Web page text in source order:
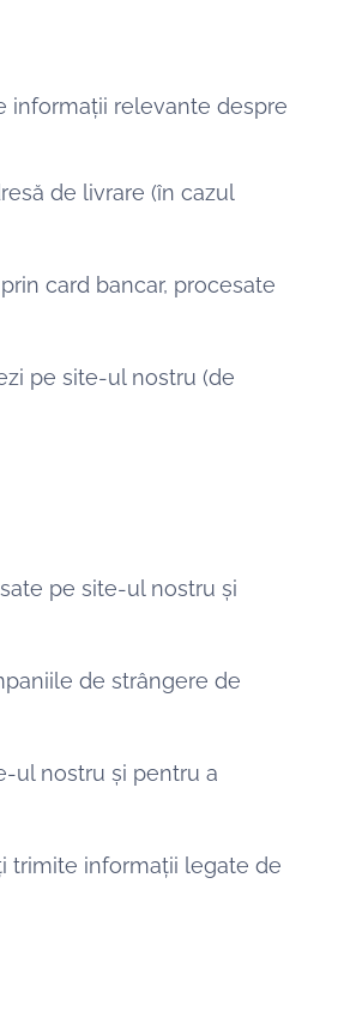
informații relevante despre
de livrare (în cazul
card bancar, procesate
pe site-ul nostru (de
pe site-ul nostru și
de strângere de
ul nostru și pentru a
trimite informații legate de